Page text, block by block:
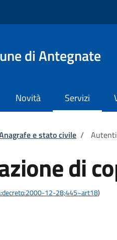
di Antegnate
Novità Servizi
pane
e stato civile /
di
12-28;445~art18)